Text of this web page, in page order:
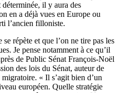
déterminée, il y aura des
en a déjà vues en Europe ou
l’ancien filloniste.
répète et que l’on ne tire pas les
Je pense notamment à ce qu’il
de Public Sénat François-Noël
des lois du Sénat, auteur de
« Il s’agit bien d’un
européen. Quelle stratégie